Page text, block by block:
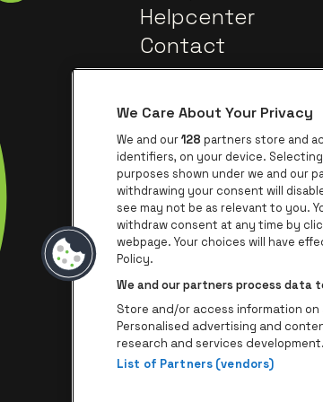
Helpcenter
Contact
Ga naar de website
Ga
We Care About Your Privacy
We and our128 partners store and
identifiers, on your device.
purposes shown under we and our
withdrawing your consent will
see may not be as relevant to you.
withdraw consent at any time by
webpage. Your choices will have
Policy.
We and our partners process data
Store and/or access information
Personalised advertising and
research and services development.
List of Partners (vendors)